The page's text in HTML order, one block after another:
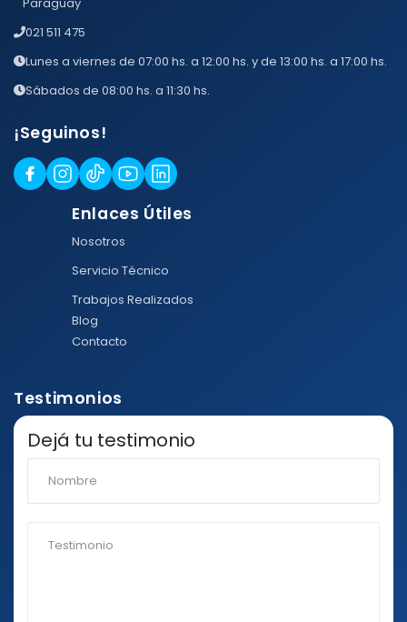
021 511 475
Lunes a viernes de 07:00 hs. a 12:00 hs. y de 13:00 hs. a 17:00 hs.
Sábados de 08:00 hs. a 11:30 hs.
¡Seguinos!
Enlaces Útiles
Nosotros
Servicio Técnico
Trabajos Realizados
Blog
Contacto
Testimonios
Dejá tu testimonio